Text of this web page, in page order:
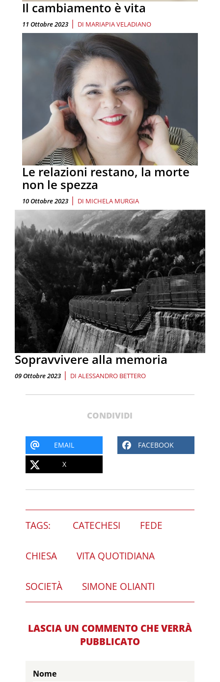
Il cambiamento è vita
11 Ottobre 2023 | DI MARIAPIA VELADIANO
Le relazioni restano, la morte
non le spezza
10 Ottobre 2023 | DI MICHELA MURGIA
Sopravvivere alla memoria
09 Ottobre 2023 | DI ALESSANDRO BETTERO
CONDIVIDI
EMAIL FACEBOOK
X
TAGS: CATECHESI FEDE
CHIESA VITA QUOTIDIANA
SOCIETÀ SIMONE OLIANTI
LASCIA UN COMMENTO CHE VERRÀ
PUBBLICATO
Nome